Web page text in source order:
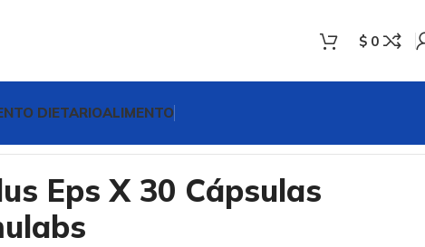
$ 0
DIETARIOALIMENTO
Eps X 30 Cápsulas